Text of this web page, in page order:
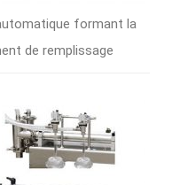
formant la
de remplissage